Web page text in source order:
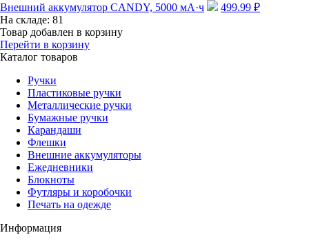
Внешний аккумулятор CANDY, 5000 мА·ч
499.99 ₽
На складе: 81
Товар добавлен в корзину
Перейти в корзину
Каталог товаров
Ручки
Пластиковые ручки
Металлические ручки
Бумажные ручки
Карандаши
Флешки
Внешние аккумуляторы
Ежедневники
Блокноты
Футляры и коробочки
Печать на одежде
Информация